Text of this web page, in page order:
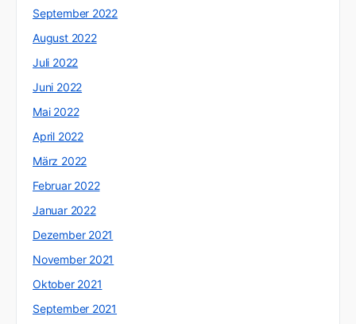
September 2022
August 2022
Juli 2022
Juni 2022
Mai 2022
April 2022
März 2022
Februar 2022
Januar 2022
Dezember 2021
November 2021
Oktober 2021
September 2021